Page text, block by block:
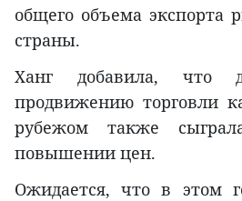
общего объема экспорта
страны.
Ханг добавила, что
продвижению торговли
рубежом также
повышении цен.
Ожидается, что в этом